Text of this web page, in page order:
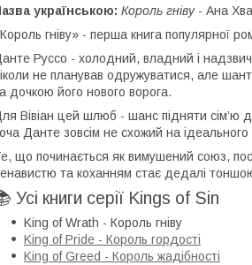
українською: Король гніву- Ана
гніву» - перша книга популярної
Руссо - холодний, владний і
не планував одружуватися, але
дочкою його нового ворога.
Вівіан цей шлюб - шанс підняти сім’ю
Данте зовсім не схожий на ідеального
що починається як вимушений союз,
та коханням стає дедалі
Усі книги серії Kings of Sin
King of Wrath - Король гніву
King of Pride - Король гордості
King of Greed - Король жадібності